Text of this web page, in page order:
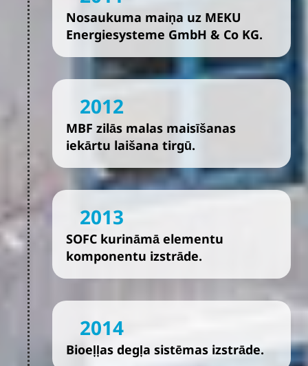
Nosaukuma maiņa uz MEKU
Energiesysteme GmbH & Co KG.
2012
MBF zilās malas maisīšanas
iekārtu laišana tirgū.
2013
SOFC kurināmā elementu
komponentu izstrāde.
2014
Bioeļļas degļa sistēmas izstrāde.